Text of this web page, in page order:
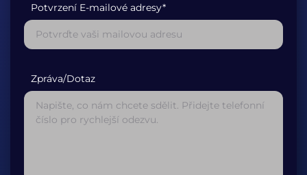
Potvrzení E-mailové adresy*
Zpráva/Dotaz